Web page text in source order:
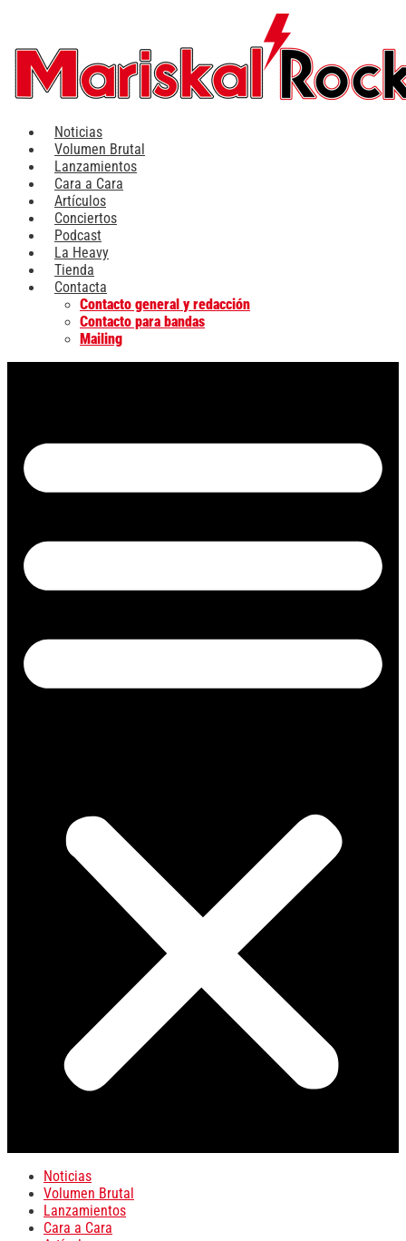
contenido
Noticias
Volumen Brutal
Lanzamientos
Cara a Cara
Artículos
Conciertos
Podcast
La Heavy
Tienda
Contacta
Contacto general y redacción
Contacto para bandas
Mailing
Noticias
Volumen Brutal
Lanzamientos
Cara a Cara